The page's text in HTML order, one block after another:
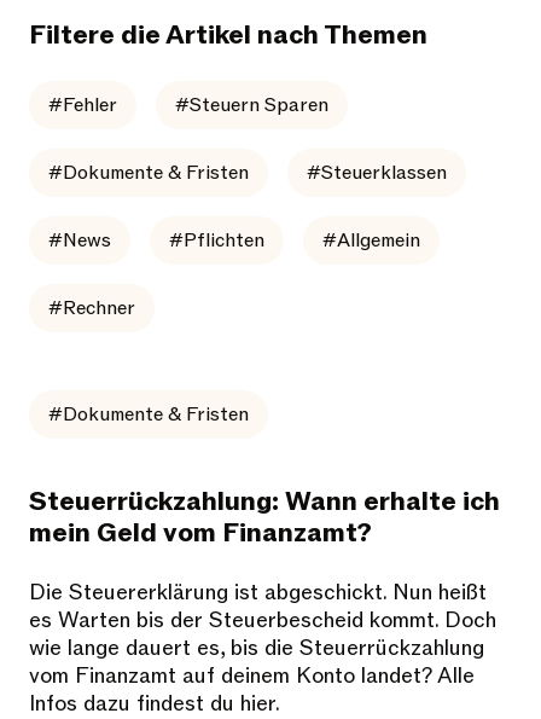
Filtere die Artikel nach Themen
#Fehler #Steuern Sparen
#Dokumente & Fristen #Steuerklassen
#News #Pflichten #Allgemein
#Rechner
#Dokumente & Fristen
Steuerrückzahlung: Wann erhalte ich
mein Geld vom Finanzamt?
Die Steuererklärung ist abgeschickt. Nun heißt
es Warten bis der Steuerbescheid kommt. Doch
wie lange dauert es, bis die Steuerrückzahlung
vom Finanzamt auf deinem Konto landet? Alle
Infos dazu findest du hier.